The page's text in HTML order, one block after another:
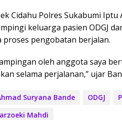
Cidahu Polres Sukabumi
keluarga pasien ODGJ
proses pengobatan berjalan.
oleh anggota saya
selama perjalanan,” ujar
Suryana Bande ODGJ
Mahdi